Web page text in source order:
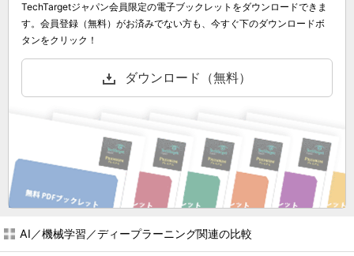
TechTargetジャパン会員限定の電子ブックレットをダウンロードできま
す。会員登録（無料）がお済みでない方も、今すぐ下のダウンロードボ
タンをクリック！
ダウンロード（無料）
AI／機械学習／ディープラーニング関連の比較